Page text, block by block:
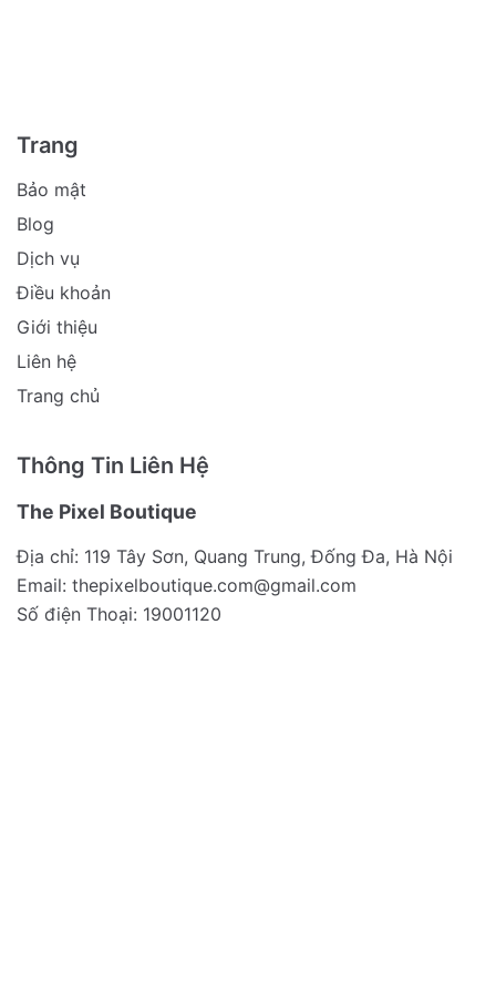
Trang
Bảo mật
Blog
Dịch vụ
Điều khoản
Giới thiệu
Liên hệ
Trang chủ
Thông Tin Liên Hệ
The Pixel Boutique
Địa chỉ: 119 Tây Sơn, Quang Trung, Đống Đa, Hà Nội
Email: thepixelboutique.com@gmail.com
Số điện Thoại: 19001120